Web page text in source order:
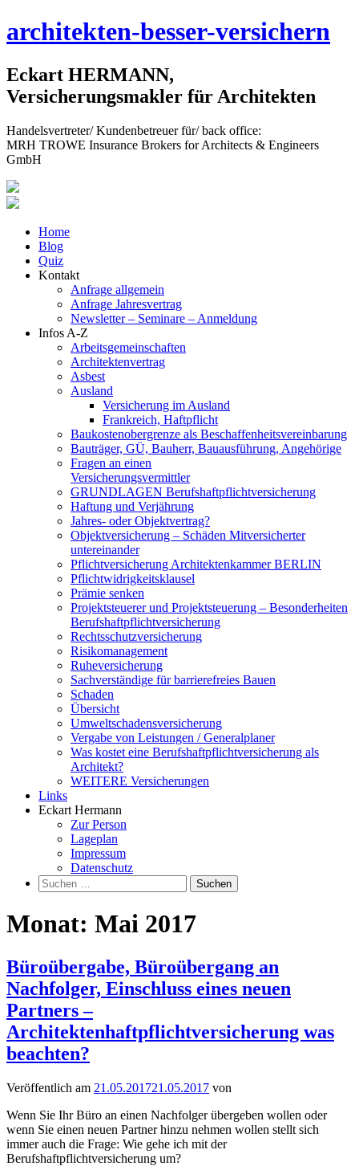
to
architekten-besser-versichern
Eckart HERMANN,
Versicherungsmakler für Architekten
Handelsvertreter/ Kundenbetreuer für/ back office:
MRH TROWE Insurance Brokers for Architects & Engineers
GmbH
Home
Blog
Quiz
Kontakt
Anfrage allgemein
Anfrage Jahresvertrag
Newsletter – Seminare – Anmeldung
Infos A-Z
Arbeitsgemeinschaften
Architektenvertrag
Asbest
Ausland
Versicherung im Ausland
Frankreich, Haftpflicht
Baukostenobergrenze als Beschaffenheits­vereinbarung
Bauträger, GÜ, Bauherr, Bauausführung, Angehörige
Fragen an einen
Versicherungsvermittler
GRUNDLAGEN Berufshaftpflichtversicherung
Haftung und Verjährung
Jahres- oder Objektvertrag?
Objektversicherung – Schäden Mitversicherter
untereinander
Pflichtversicherung Architektenkammer BERLIN
Pflichtwidrigkeitsklausel
Prämie senken
Projektsteuerer und Projektsteuerung – Besonderheiten
Berufshaftpflichtversicherung
Rechtsschutzversicherung
Risikomanagement
Ruheversicherung
Sachverständige für barrierefreies Bauen
Schaden
Übersicht
Umweltschadensversicherung
Vergabe von Leistungen / Generalplaner
Was kostet eine Berufshaftpflichtversicherung als
Architekt?
WEITERE Versicherungen
Links
Eckart Hermann
Zur Person
Lageplan
Impressum
Datenschutz
Suchen
nach:
Monat: Mai 2017
Büroübergabe, Büroübergang an
Nachfolger, Einschluss eines neuen
Partners –
Architektenhaftpflichtversicherung was
beachten?
Veröffentlich am 21.05.201721.05.2017 von
Wenn Sie Ihr Büro an einen Nachfolger übergeben wollen oder
wenn Sie einen neuen Partner hinzu nehmen wollen stellt sich
immer auch die Frage: Wie gehe ich mit der
Berufshaftpflichtversicherung um?